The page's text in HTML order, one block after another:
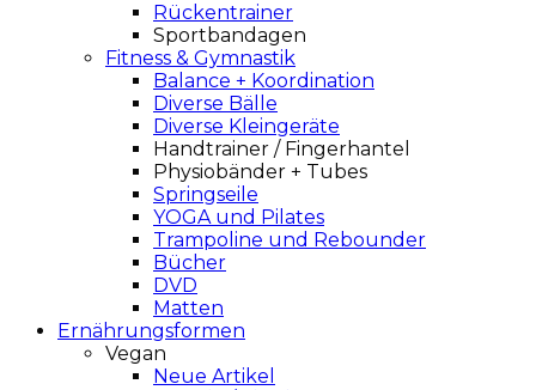
Rückentrainer
Sportbandagen
Fitness & Gymnastik
Balance + Koordination
Diverse Bälle
Diverse Kleingeräte
Handtrainer / Fingerhantel
Physiobänder + Tubes
Springseile
YOGA und Pilates
Trampoline und Rebounder
Bücher
DVD
Matten
Ernährungsformen
Vegan
Neue Artikel